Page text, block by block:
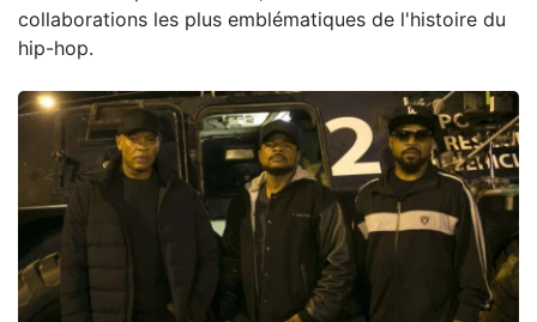
collaborations les plus emblématiques de l'histoire du
hip-hop.